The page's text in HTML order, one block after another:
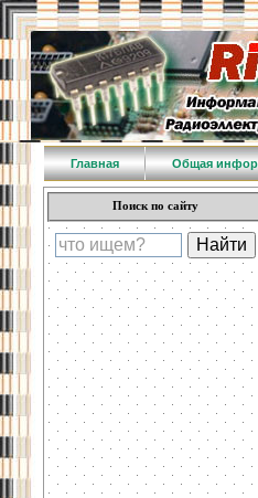
Главная Общая
Поиск по сайту